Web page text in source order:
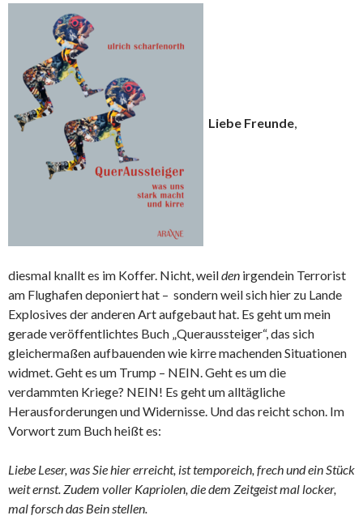
Liebe Freunde,
diesmal knallt es im Koffer. Nicht, weilden irgendein Terrorist
am Flughafen deponiert hat – sondern weil sich hier zu Lande
Explosives der anderen Art aufgebaut hat. Es geht um mein
gerade veröffentlichtes Buch „Queraussteiger“, das sich
gleichermaßen aufbauenden wie kirre machenden Situationen
widmet. Geht es um Trump – NEIN. Geht es um die
verdammten Kriege? NEIN! Es geht um alltägliche
Herausforderungen und Widernisse. Und das reicht schon. Im
Vorwort zum Buch heißt es:
Liebe Leser, was Sie hier erreicht, ist temporeich, frech und ein Stück
weit ernst. Zudem voller Kapriolen, die dem Zeitgeist mal locker,
mal forsch das Bein stellen.